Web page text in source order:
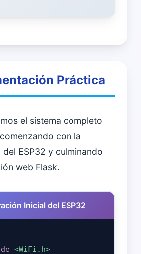
Práctica
el sistema completo
con la
ESP32 y culminando
web Flask.
Inicial del ESP32
<WiFi.h>